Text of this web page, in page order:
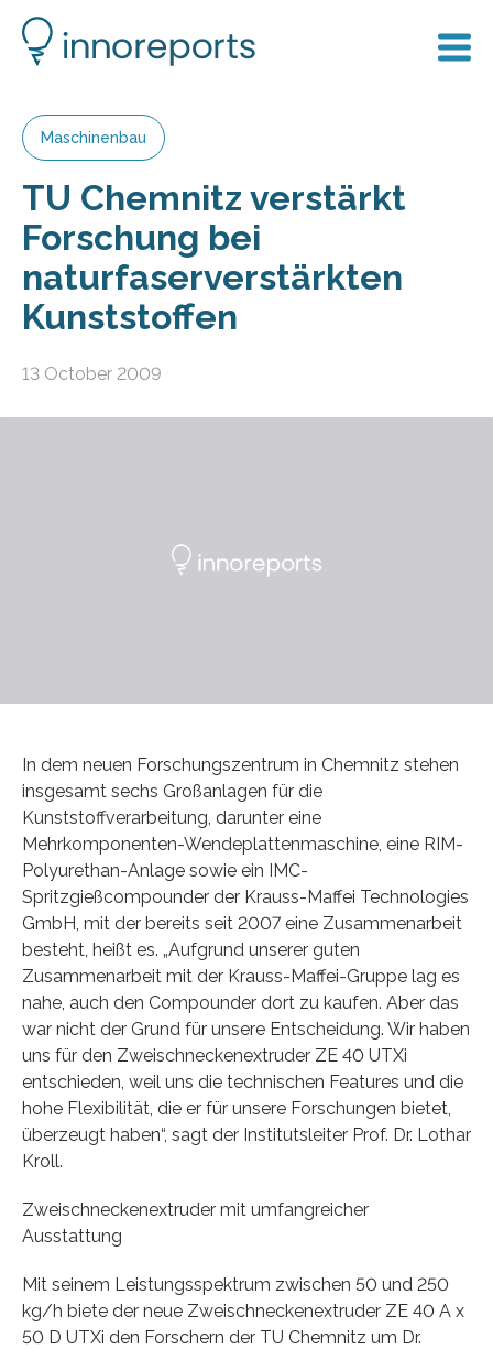
Maschinenbau
TU Chemnitz verstärkt
Forschung bei
naturfaserverstärkten
Kunststoffen
13 October 2009
In dem neuen Forschungszentrum in Chemnitz stehen
insgesamt sechs Großanlagen für die
Kunststoffverarbeitung, darunter eine
Mehrkomponenten-Wendeplattenmaschine, eine RIM-
Polyurethan-Anlage sowie ein IMC-
Spritzgießcompounder der Krauss-Maffei Technologies
GmbH, mit der bereits seit 2007 eine Zusammenarbeit
besteht, heißt es. „Aufgrund unserer guten
Zusammenarbeit mit der Krauss-Maffei-Gruppe lag es
nahe, auch den Compounder dort zu kaufen. Aber das
war nicht der Grund für unsere Entscheidung. Wir haben
uns für den Zweischneckenextruder ZE 40 UTXi
entschieden, weil uns die technischen Features und die
hohe Flexibilität, die er für unsere Forschungen bietet,
überzeugt haben“, sagt der Institutsleiter Prof. Dr. Lothar
Kroll.
Zweischneckenextruder mit umfangreicher
Ausstattung
Mit seinem Leistungsspektrum zwischen 50 und 250
kg/h biete der neue Zweischneckenextruder ZE 40 A x
50 D UTXi den Forschern der TU Chemnitz um Dr.